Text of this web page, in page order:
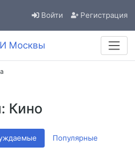
Войти Регистрация
Москвы
Кино
Популярные